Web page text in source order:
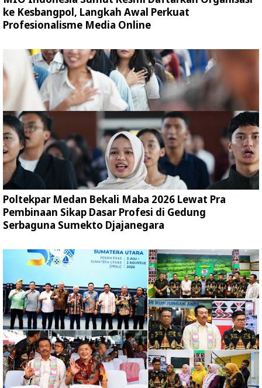
ke Kesbangpol, Langkah Awal Perkuat
Profesionalisme Media Online
Poltekpar Medan Bekali Maba 2026 Lewat Pra
Pembinaan Sikap Dasar Profesi di Gedung
Serbaguna Sumekto Djajanegara